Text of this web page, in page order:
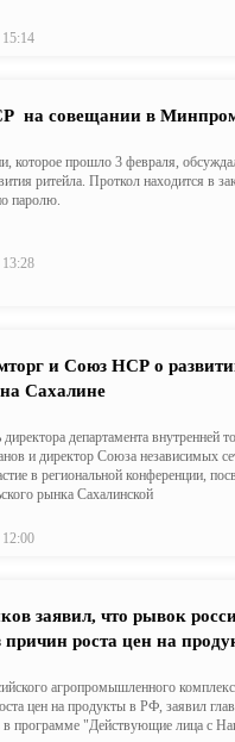
на совещании в
которое прошло 3 февраля,
ритейла. Проткол находится в
паролю.
и Союз НСР о
Сахалине
директора департамента внутренней
и директор Союза независимых
в региональной конференции,
рынка Сахалинской
заявил, что рывок
причин роста цен на
агропромышленного
цен на продукты в РФ, заявил
программе "Действующие лица с